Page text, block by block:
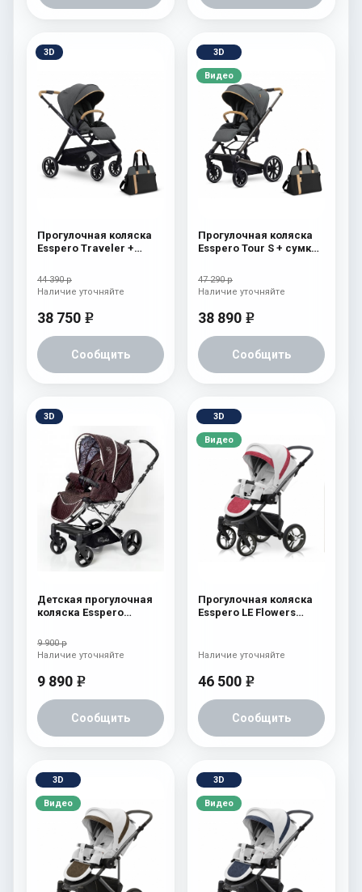
3D
Прогулочная коляска
Esspero Traveler +
44 390 р
38 750 e
Сообщить
Наличие уточняйте
3D
Видео
Прогулочная коляска
Esspero Tour S + сумка
47 290 р
38 890 e
Сообщить
Наличие уточняйте
3D
Детская прогулочная
коляска Esspero
9 900 р
9 890 e
Сообщить
Наличие уточняйте
3D
Видео
Прогулочная коляска
Esspero LE Flowers
46 500 e
Сообщить
Наличие уточняйте
3D
Видео
3D
Видео